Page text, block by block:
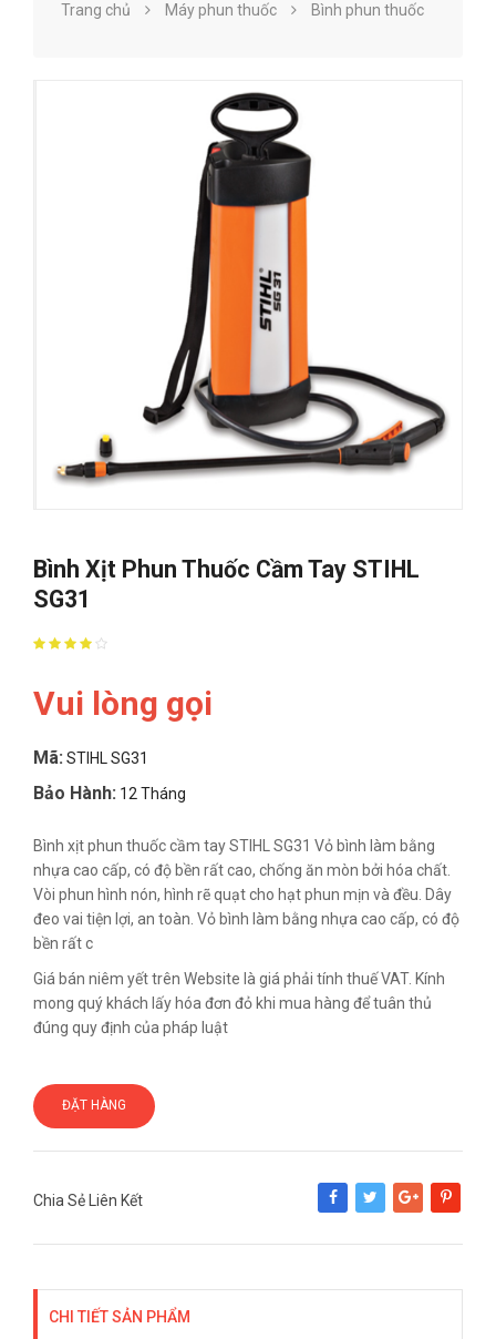
Trang chủ Máy phun thuốc Bình phun thuốc
Bình Xịt Phun Thuốc Cầm Tay STIHL
SG31
Vui lòng gọi
Mã: STIHL SG31
Bảo Hành: 12 Tháng
Bình xịt phun thuốc cầm tay STIHL SG31 Vỏ bình làm bằng
nhựa cao cấp, có độ bền rất cao, chống ăn mòn bởi hóa chất.
Vòi phun hình nón, hình rẽ quạt cho hạt phun mịn và đều. Dây
đeo vai tiện lợi, an toàn. Vỏ bình làm bằng nhựa cao cấp, có độ
bền rất c
Giá bán niêm yết trên Website là giá phải tính thuế VAT. Kính
mong quý khách lấy hóa đơn đỏ khi mua hàng để tuân thủ
đúng quy định của pháp luật
ĐẶT HÀNG
Chia Sẻ Liên Kết
Share Tweet Google+Pinterest
CHI TIẾT SẢN PHẨM